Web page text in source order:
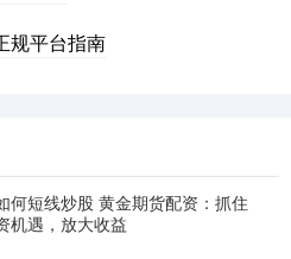
规平台指南
何短线炒股 黄金期货配资：抓住
机遇，放大收益